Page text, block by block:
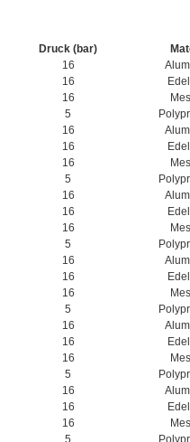
Druck (bar)
16
16
16
5
16
16
16
5
16
16
16
5
16
16
16
5
16
16
16
5
16
16
16